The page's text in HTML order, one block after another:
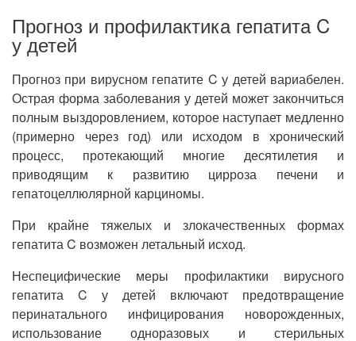
Прогноз и профилактика гепатита C
у детей
Прогноз при вирусном гепатите C у детей вариабелен.
Острая форма заболевания у детей может закончиться
полным выздоровлением, которое наступает медленно
(примерно через год) или исходом в хронический
процесс, протекающий многие десятилетия и
приводящим к развитию цирроза печени и
гепатоцеллюлярной карциномы.
При крайне тяжелых и злокачественных формах
гепатита C возможен летальный исход.
Неспецифические меры профилактики вирусного
гепатита C у детей включают предотвращение
перинатального инфицирования новорожденных,
использование одноразовых и стерильных